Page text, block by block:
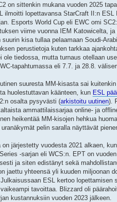
on sittenkin mukana vuoden 2025
ilmoitti lopettavansa StarCraft II:n ESL
Esports World Cup eli EWC omi
viime vuonna IEM Katowicelta, ja
suurin kisa tullaa pelaamaan Soudi-
perustietoja kuten tarkkaa
ole tiedossa, mutta turnaus otellaan
tapahtumassa eli 7.7. ja 28.8.
suuresta MM-kisasta sai
huolestuttavan käänteen, kun ESL
osalta pysyvästi (arkistoitu uutinen).
ammattilaissarjaa online- ja
heikentää MM-kisojen hehkua
pelin saralla näyttävät
on järjestetty vuodesta 2021 alkaen,
-sarjan eli WCS:n. EPT on
ja siten edistänyt sekä
jaettu yhteensä yli kuuden miljoonan
ESL kertoo
tavoittaa. Blizzard oli
kustannuksiin vuoden 2023 jälkeen.